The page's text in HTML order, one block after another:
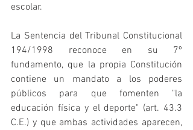
escolar.
La Sentencia del Tribunal Constitucional
194/1998 reconoce en su 7º
fundamento, que la propia Constitución
contiene un mandato a los poderes
públicos para que fomenten "la
educación física y el deporte" (art. 43.3
C.E.) y que ambas actividades aparecen,